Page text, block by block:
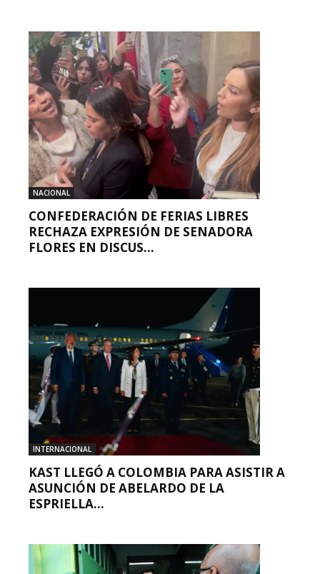
NACIONAL
CONFEDERACIÓN DE FERIAS LIBRES
RECHAZA EXPRESIÓN DE SENADORA
FLORES EN DISCUS...
INTERNACIONAL
KAST LLEGÓ A COLOMBIA PARA ASISTIR A
ASUNCIÓN DE ABELARDO DE LA
ESPRIELLA...